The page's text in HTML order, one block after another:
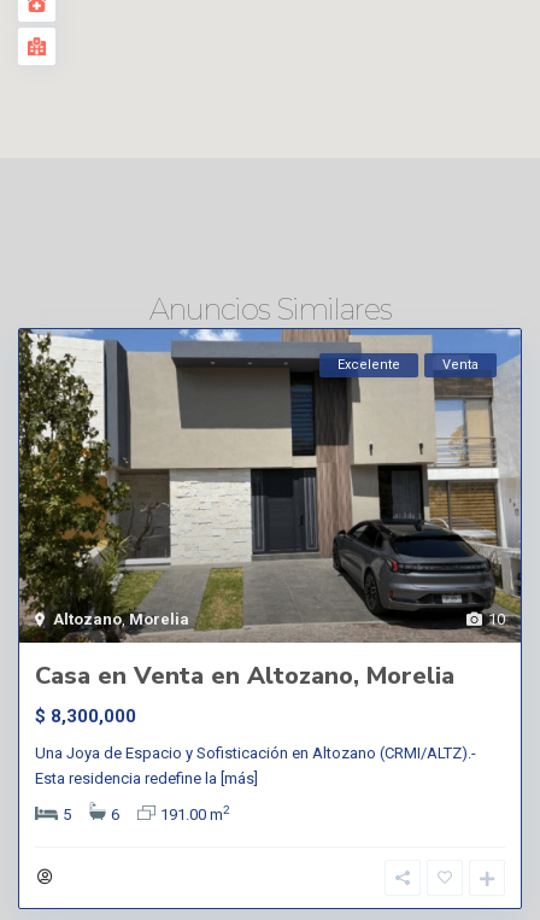
Anuncios Similares
10
Altozano,Morelia
Excelente Venta
Casa en Venta en Altozano, Morelia
$ 8,300,000
Una Joya de Espacio y Sofisticación en Altozano (CRMI/ALTZ).-
Esta residencia redefine la [más]
5
6 191.00 m2